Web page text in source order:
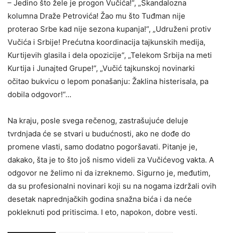
– Jedino što žele je progon Vučića!“, „Skandalozna
kolumna Draže Petrovića! Žao mu što Tuđman nije
proterao Srbe kad nije sezona kupanja!“, „Udruženi protiv
Vučića i Srbije! Prećutna koordinacija tajkunskih medija,
Kurtijevih glasila i dela opozicije“, „Telekom Srbija na meti
Kurtija i Junajted Grupe!“, „Vučić tajkunskoj novinarki
očitao bukvicu o lepom ponašanju: Žaklina histerisala, pa
dobila odgovor!“…
Na kraju, posle svega rečenog, zastrašujuće deluje
tvrdnjada će se stvari u budućnosti, ako ne dođe do
promene vlasti, samo dodatno pogoršavati. Pitanje je,
dakako, šta je to što još nismo videli za Vučićevog vakta. A
odgovor ne želimo ni da izreknemo. Sigurno je, međutim,
da su profesionalni novinari koji su na nogama izdržali ovih
desetak naprednjačkih godina snažna bića i da neće
pokleknuti pod pritiscima. I eto, napokon, dobre vesti.